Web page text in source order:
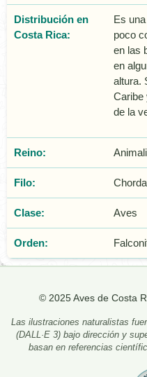
Distribución en
Costa Rica:
Es
poco
en las
en
altura.
Caribe
de la
Reino:
Filo:
Clase: Aves
Orden:
© 2025 Aves de Costa
Las ilustraciones naturalistas
(DALL·E 3) bajo dirección y
basan en referencias